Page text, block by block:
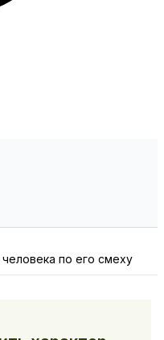
по его смеху